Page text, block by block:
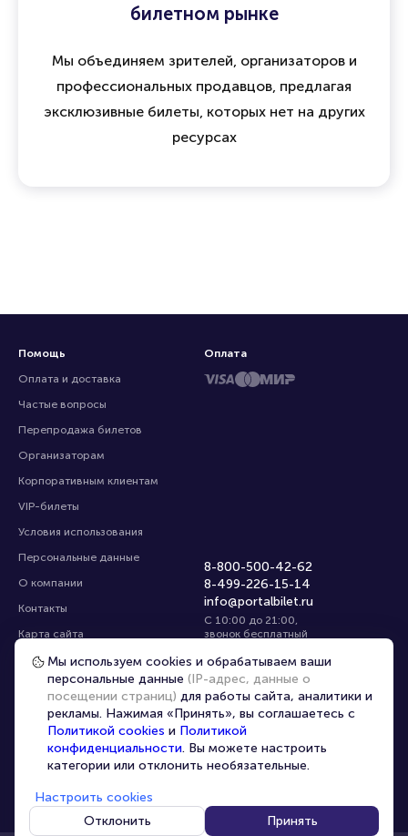
билетном рынке
Мы объединяем зрителей, организаторов и
профессиональных продавцов, предлагая
эксклюзивные билеты, которых нет на других
ресурсах
Помощь
Оплата и доставка
Частые вопросы
Перепродажа билетов
Организаторам
Корпоративным клиентам
VIP-билеты
Условия использования
Персональные данные
О компании
Контакты
Карта сайта
Управление cookies
8-800-500-42-62
8-499-226-15-14
info@portalbilet.ru
С 10:00 до 21:00,
звонок бесплатный
Все площадки
Оплата
Главная | Екатеринбург
© 2020 - 2026 portalbilet.ru Все права защищены
Мы используем cookies и обрабатываем ваши
персональные данные (IP-адрес, данные о
посещении страниц) для работы сайта, аналитики и
рекламы. Нажимая «Принять», вы соглашаетесь с
Политикой cookies и Политикой
конфиденциальности. Вы можете настроить
категории или отклонить необязательные.
Настроить cookies
Отклонить
Принять